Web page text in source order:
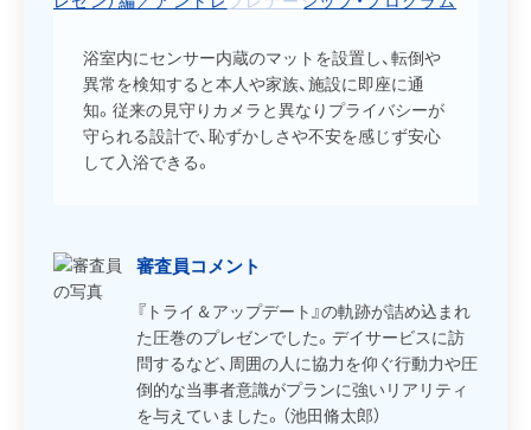
浴室内にセンサー内蔵のマットを設置し、転倒や
異常を検知すると本人や家族、施設に即座に通
知。従来の見守りカメラと異なりプライバシーが
守られる設計で、恥ずかしさや不安を感じず安心
して入浴できる。
審査員コメント
『トライ＆アップデート』の軌跡が詰め込まれ
た圧巻のプレゼンでした。デイサービスに訪
問するなど、周囲の人に協力を仰ぐ行動力や圧
倒的な当事者意識がプランに強いリアリティ
を与えていました。（池田脩太郎）